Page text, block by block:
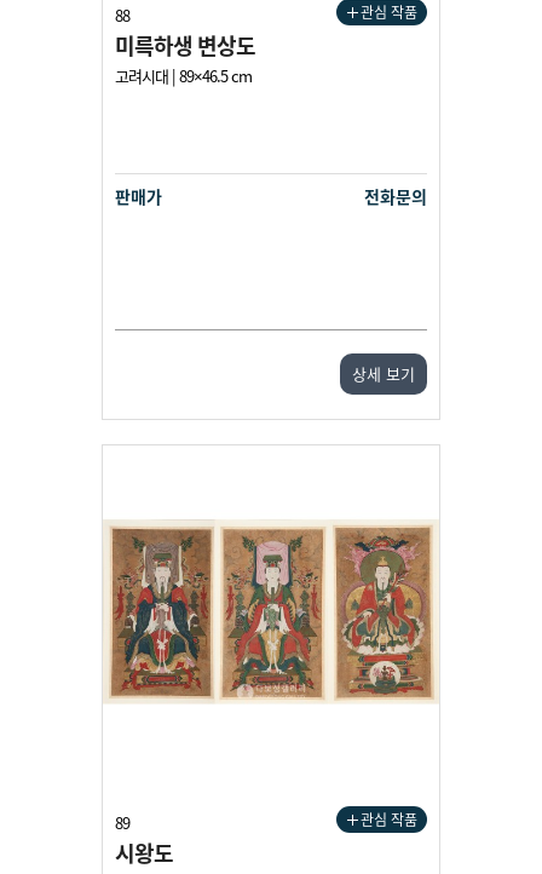
관심 작품
88
미륵하생 변상도
고려시대 | 89×46.5 cm
판매가 전화문의
상세 보기
관심 작품
89
시왕도